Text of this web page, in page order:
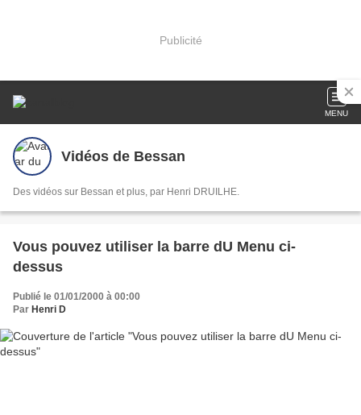
Publicité
MENU
Vidéos de Bessan
Des vidéos sur Bessan et plus, par Henri DRUILHE.
Vous pouvez utiliser la barre dU Menu ci-
dessus
Publié le 01/01/2000 à 00:00
Par Henri D